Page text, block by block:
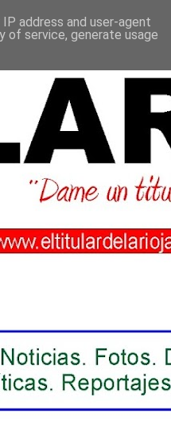
address and user-agent
of service, generate usage